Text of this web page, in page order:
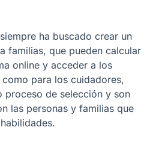
ha buscado crear un
familias, que pueden calcular
online y acceder a los
para los cuidadores,
proceso de selección y son
las personas y familias que